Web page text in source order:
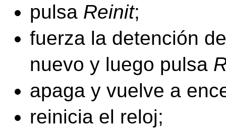
pulsa Reinit;
fuerza la detención
nuevo y luego pulsa
apaga y vuelve a
reinicia el reloj;